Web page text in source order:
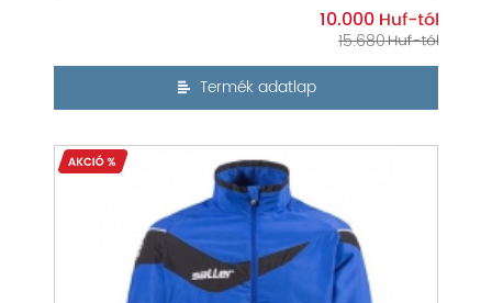
10.000
15.680
Termék adatlap